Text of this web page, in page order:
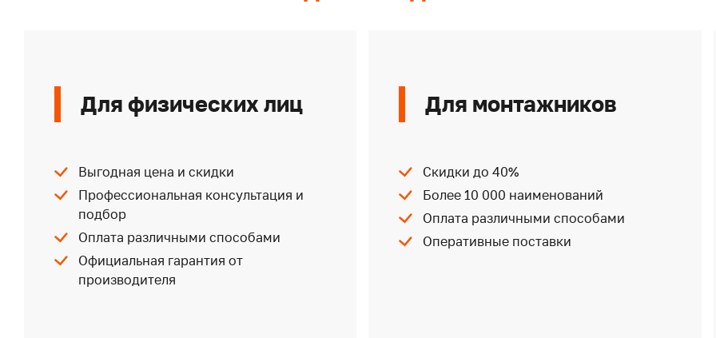
Для физических лиц
Выгодная цена и скидки
Профессиональная консультация и
подбор
Оплата различными способами
Официальная гарантия от
производителя
Для монтажников
Скидки до 40%
Более 10 000 наименований
Оплата различными способами
Оперативные поставки